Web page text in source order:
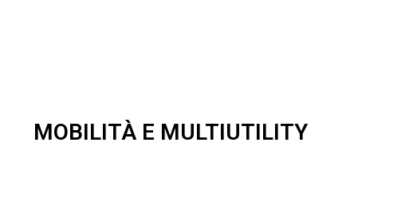
MOBILITÀ E MULTIUTILITY